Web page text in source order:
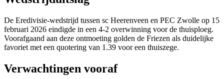
De Eredivisie-wedstrijd tussen sc Heerenveen en PEC Zwolle op 15
februari 2026 eindigde in een 4-2 overwinning voor de thuisploeg.
Voorafgaand aan deze ontmoeting golden de Friezen als duidelijke
favoriet met een quotering van 1.39 voor een thuiszege.
Verwachtingen vooraf